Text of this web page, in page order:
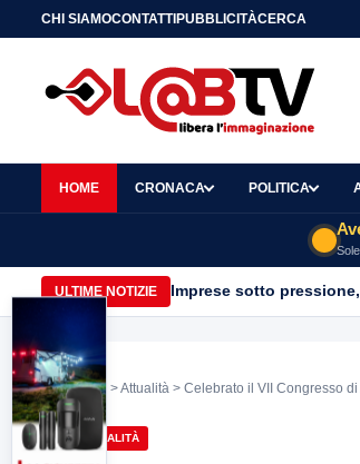
CHI SIAMOCONTATTIPUBBLICITÀCERCA
HOME CRONACA POLITICA
ULTIME NOTIZIE Imprese sotto
Home >Attualità > Celebrato il VII Congresso
ATTUALITÀ